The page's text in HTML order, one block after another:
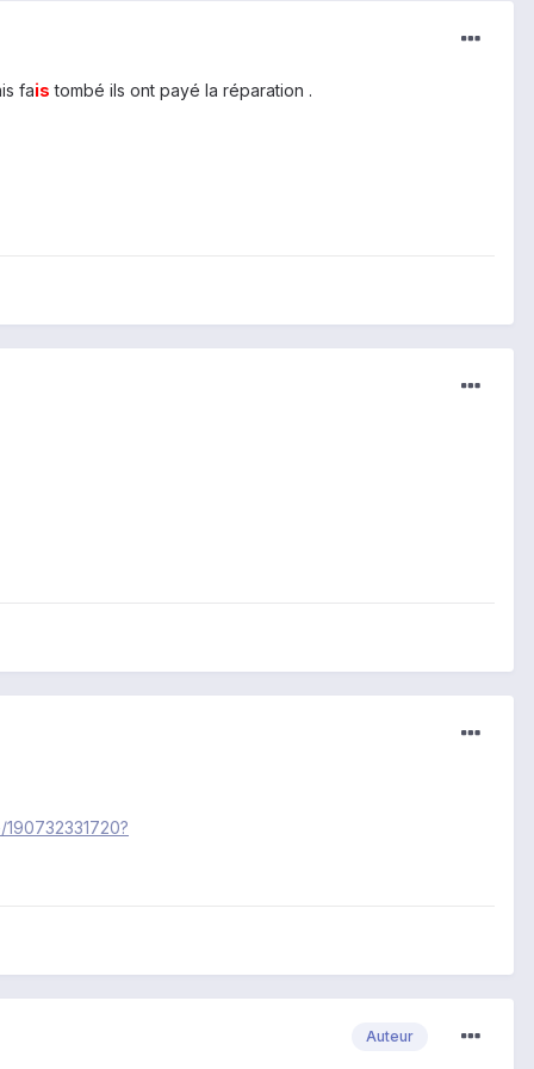
fais tombé ils ont payé la réparation .
Auteur